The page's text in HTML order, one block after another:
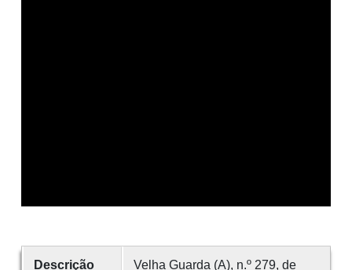
Descrição
Velha Guarda (A), n.º 279, de